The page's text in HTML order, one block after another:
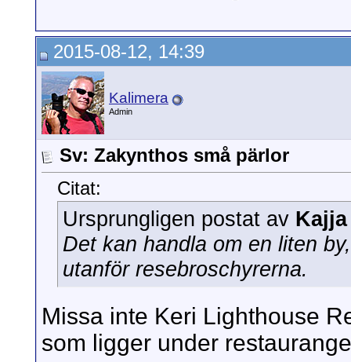
2015-08-12, 14:39
Kalimera
Admin
Sv: Zakynthos små pärlor
Citat:
Ursprungligen postat av Kajja
Det kan handla om en liten
utanför resebroschyrerna.
Missa inte Keri Lighthouse
som ligger under